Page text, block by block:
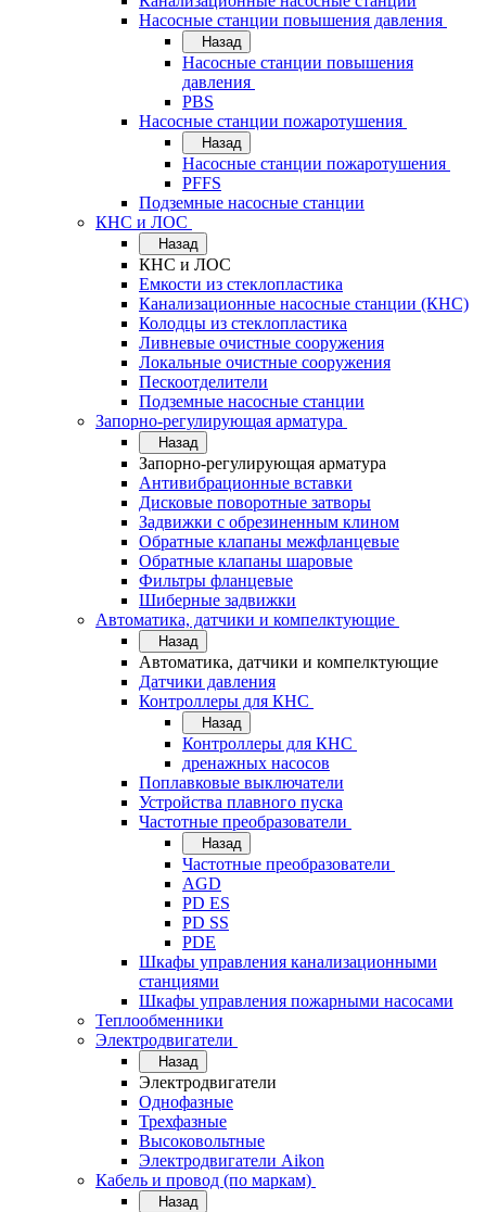
Насосные станции повышения давления
Назад
Насосные станции повышения
давления
PBS
Насосные станции пожаротушения
Назад
Насосные станции пожаротушения
PFFS
Подземные насосные станции
КНС и ЛОС
Назад
КНС и ЛОС
Емкости из стеклопластика
Канализационные насосные станции (КНС)
Колодцы из стеклопластика
Ливневые очистные сооружения
Локальные очистные сооружения
Пескоотделители
Подземные насосные станции
Запорно-регулирующая арматура
Назад
Запорно-регулирующая арматура
Антивибрационные вставки
Дисковые поворотные затворы
Задвижки с обрезиненным клином
Обратные клапаны межфланцевые
Обратные клапаны шаровые
Фильтры фланцевые
Шиберные задвижки
Автоматика, датчики и компелктующие
Назад
Автоматика, датчики и компелктующие
Датчики давления
Контроллеры для КНС
Назад
Контроллеры для КНС
дренажных насосов
Поплавковые выключатели
Устройства плавного пуска
Частотные преобразователи
Назад
Частотные преобразователи
AGD
PD ES
PD SS
PDE
Шкафы управления канализационными
станциями
Шкафы управления пожарными насосами
Теплообменники
Электродвигатели
Назад
Электродвигатели
Однофазные
Трехфазные
Высоковольтные
Электродвигатели Aikon
Кабель и провод (по маркам)
Назад